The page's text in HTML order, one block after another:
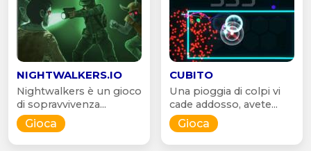
NIGHTWALKERS.IO
Nightwalkers è un gioco
di sopravvivenza...
Gioca
CUBITO
Una pioggia di colpi vi
cade addosso, avete...
Gioca